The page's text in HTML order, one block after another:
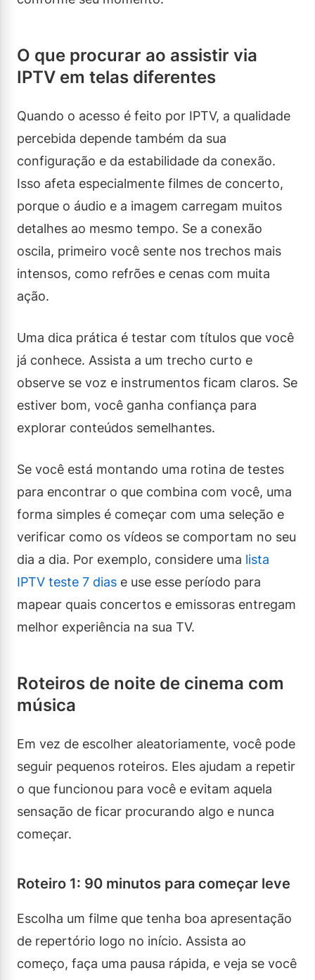
O que procurar ao assistir via
IPTV em telas diferentes
Quando o acesso é feito por IPTV, a qualidade
percebida depende também da sua
configuração e da estabilidade da conexão.
Isso afeta especialmente filmes de concerto,
porque o áudio e a imagem carregam muitos
detalhes ao mesmo tempo. Se a conexão
oscila, primeiro você sente nos trechos mais
intensos, como refrões e cenas com muita
ação.
Uma dica prática é testar com títulos que você
já conhece. Assista a um trecho curto e
observe se voz e instrumentos ficam claros. Se
estiver bom, você ganha confiança para
explorar conteúdos semelhantes.
Se você está montando uma rotina de testes
para encontrar o que combina com você, uma
forma simples é começar com uma seleção e
verificar como os vídeos se comportam no seu
dia a dia. Por exemplo, considere uma lista
IPTV teste 7 dias e use esse período para
mapear quais concertos e emissoras entregam
melhor experiência na sua TV.
Roteiros de noite de cinema com
música
Em vez de escolher aleatoriamente, você pode
seguir pequenos roteiros. Eles ajudam a repetir
o que funcionou para você e evitam aquela
sensação de ficar procurando algo e nunca
começar.
Roteiro 1: 90 minutos para começar leve
Escolha um filme que tenha boa apresentação
de repertório logo no início. Assista ao
começo, faça uma pausa rápida, e veja se você